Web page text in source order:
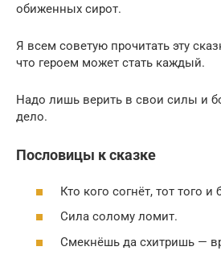
обиженных сирот.
Я всем советую прочитать эту
что героем может стать каждый.
Надо лишь верить в свои силы и
дело.
Пословицы к сказке
Кто кого согнёт, тот того и
Сила солому ломит.
Смекнёшь да схитришь —